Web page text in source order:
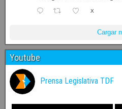
X
Cargar
Youtube
Prensa Legislativa TDF